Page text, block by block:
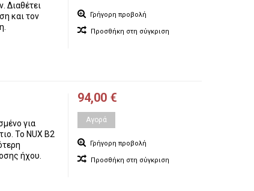
Διαθέτει
και τον
Γρήγορη προβολή
Προσθήκη στη σύγκριση
για
Το NUX B2
ήχου.
94,00 €
Αγορά
Γρήγορη προβολή
Προσθήκη στη σύγκριση